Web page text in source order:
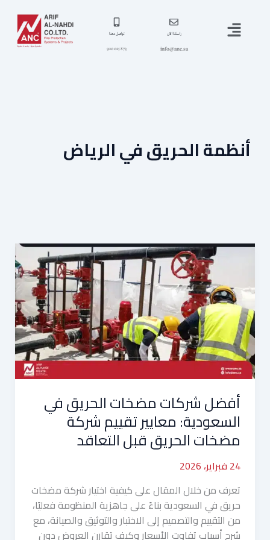
المحتوى
القائمة راسلنا الآن
info@anc.sa
تواصل معنا
873 025 920
أنظمة الحريق في الرياض
أفضل شركات مضخات الحريق في
السعودية: معايير تقييم شركة
مضخات الحريق قبل التعاقد
24 فبراير، 2026
تعرف من خلال المقال على كيفية اختيار شركة مضخات
حريق في السعودية بناءً على جاهزية المنظومة فعليًا،
من التقييم والتصميم إلى الاختبار والتوثيق والصيانة، مع
شرح أسباب تفاوت الأسعار وكيف تقارن العروض دون
أفضل
مضخات
الحريق
في
السعودية:
معايير
تقييم
شركة
الحريق
قبل
التعاقد